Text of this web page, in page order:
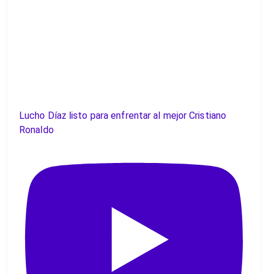
Lucho Díaz listo para enfrentar al mejor Cristiano
Ronaldo